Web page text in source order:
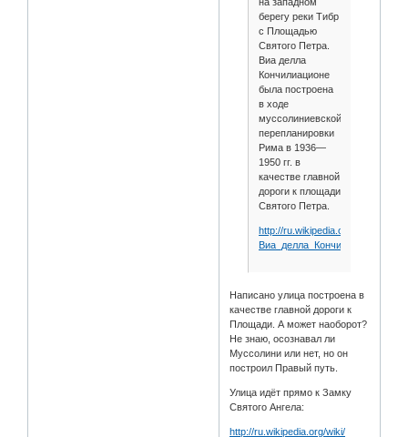
берегу реки Тибр
с Площадью
Святого Петра.
Виа делла
Кончилиационе
была построена
в ходе
муссолиниевской
перепланировки
Рима в 1936—
1950 гг. в
качестве главной
дороги к площади
Святого Петра.
http://ru.wikipedia.org/wiki/
Виа_делла_Кончилиационе
Написано улица построена в
качестве главной дороги к
Площади. А может наоборот?
Не знаю, осознавал ли
Муссолини или нет, но он
построил Правый путь.
Улица идёт прямо к Замку
Святого Ангела:
http://ru.wikipedia.org/wiki/